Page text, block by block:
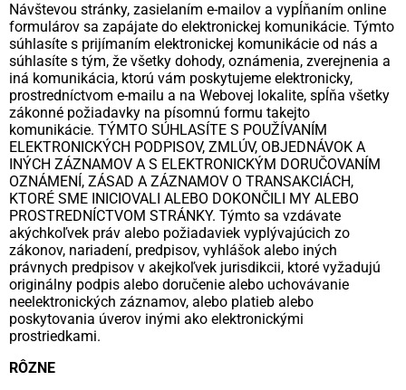
Návštevou stránky, zasielaním e-mailov a vypĺňaním online
formulárov sa zapájate do elektronickej komunikácie. Týmto
súhlasíte s prijímaním elektronickej komunikácie od nás a
súhlasíte s tým, že všetky dohody, oznámenia, zverejnenia a
iná komunikácia, ktorú vám poskytujeme elektronicky,
prostredníctvom e-mailu a na Webovej lokalite, spĺňa všetky
zákonné požiadavky na písomnú formu takejto
komunikácie. TÝMTO SÚHLASÍTE S POUŽÍVANÍM
ELEKTRONICKÝCH PODPISOV, ZMLÚV, OBJEDNÁVOK A
INÝCH ZÁZNAMOV A S ELEKTRONICKÝM DORUČOVANÍM
OZNÁMENÍ, ZÁSAD A ZÁZNAMOV O TRANSAKCIÁCH,
KTORÉ SME INICIOVALI ALEBO DOKONČILI MY ALEBO
PROSTREDNÍCTVOM STRÁNKY. Týmto sa vzdávate
akýchkoľvek práv alebo požiadaviek vyplývajúcich zo
zákonov, nariadení, predpisov, vyhlášok alebo iných
právnych predpisov v akejkoľvek jurisdikcii, ktoré vyžadujú
originálny podpis alebo doručenie alebo uchovávanie
neelektronických záznamov, alebo platieb alebo
poskytovania úverov inými ako elektronickými
prostriedkami.
RÔZNE